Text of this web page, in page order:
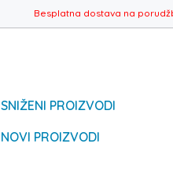
Besplatna dostava na
SNIŽENI PROIZVODI
NOVI PROIZVODI